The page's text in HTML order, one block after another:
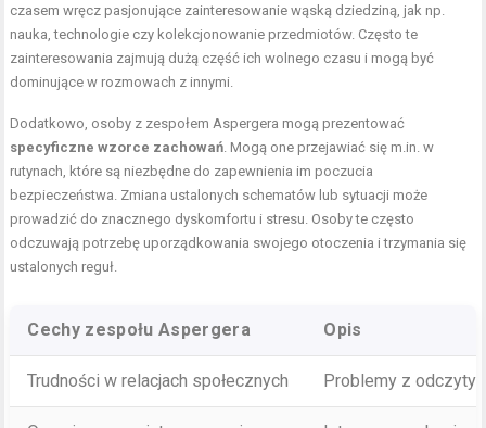
czasem wręcz pasjonujące zainteresowanie wąską dziedziną, jak np.
nauka, technologie czy kolekcjonowanie przedmiotów. Często te
zainteresowania zajmują dużą część ich wolnego czasu i mogą być
dominujące w rozmowach z innymi.
Dodatkowo, osoby z zespołem Aspergera mogą prezentować
specyficzne wzorce zachowań . Mogą one przejawiać się m.in. w
rutynach, które są niezbędne do zapewnienia im poczucia
bezpieczeństwa. Zmiana ustalonych schematów lub sytuacji może
prowadzić do znacznego dyskomfortu i stresu. Osoby te często
odczuwają potrzebę uporządkowania swojego otoczenia i trzymania się
ustalonych reguł.
Cechy zespołu Aspergera Opis
Trudności w relacjach społecznych Problemy z